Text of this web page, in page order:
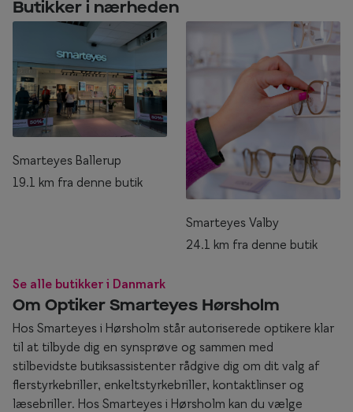
Butikker i nærheden
Smarteyes Ballerup
19.1 km fra denne butik
Smarteyes Valby
24.1 km fra denne butik
Se alle butikker i Danmark
Om Optiker Smarteyes Hørsholm
Hos Smarteyes i Hørsholm står autoriserede optikere klar
til at tilbyde dig en synsprøve og sammen med
stilbevidste butiksassistenter rådgive dig om dit valg af
flerstyrkebriller, enkeltstyrkebriller, kontaktlinser og
læsebriller. Hos Smarteyes i Hørsholm kan du vælge